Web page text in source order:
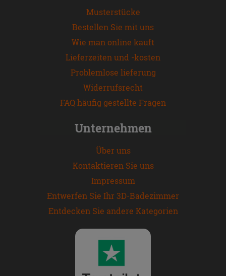
Musterstücke
Bestellen Sie mit uns
Wie man online kauft
Lieferzeiten und -kosten
Problemlose lieferung
Widerrufsrecht
FAQ häufig gestellte Fragen
Unternehmen
Über uns
Kontaktieren Sie uns
Impressum
Entwerfen Sie Ihr 3D-Badezimmer
Entdecken Sie andere Kategorien